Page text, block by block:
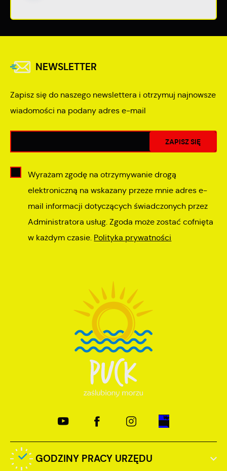
NEWSLETTER
Zapisz się do naszego newslettera i otrzymuj najnowsze
wiadomości na podany adres e-mail
Wyrażam zgodę na otrzymywanie drogą
elektroniczną na wskazany przeze mnie adres e-
mail informacji dotyczących świadczonych przez
Administratora usług. Zgoda może zostać cofnięta
w każdym czasie. Polityka prywatności
GODZINY PRACY URZĘDU